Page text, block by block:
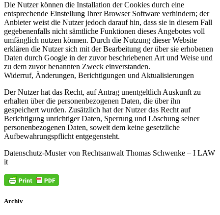
Die Nutzer können die Installation der Cookies durch eine
entsprechende Einstellung Ihrer Browser Software verhindern; der
Anbieter weist die Nutzer jedoch darauf hin, dass sie in diesem Fall
gegebenenfalls nicht sämtliche Funktionen dieses Angebotes voll
umfänglich nutzen können. Durch die Nutzung dieser Website
erklären die Nutzer sich mit der Bearbeitung der über sie erhobenen
Daten durch Google in der zuvor beschriebenen Art und Weise und
zu dem zuvor benannten Zweck einverstanden.
Widerruf, Änderungen, Berichtigungen und Aktualisierungen
Der Nutzer hat das Recht, auf Antrag unentgeltlich Auskunft zu
erhalten über die personenbezogenen Daten, die über ihn
gespeichert wurden. Zusätzlich hat der Nutzer das Recht auf
Berichtigung unrichtiger Daten, Sperrung und Löschung seiner
personenbezogenen Daten, soweit dem keine gesetzliche
Aufbewahrungspflicht entgegensteht.
Datenschutz-Muster von Rechtsanwalt Thomas Schwenke – I LAW
it
Archiv